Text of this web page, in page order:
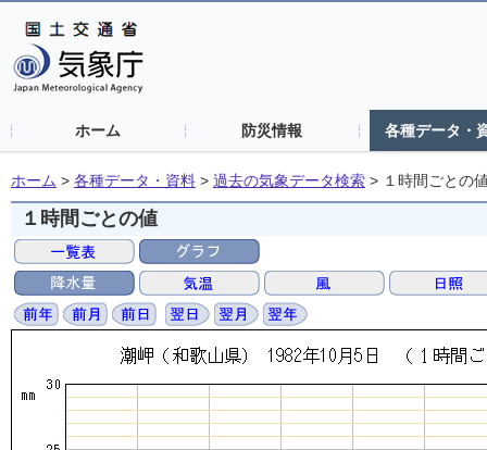
ホーム 防災情報 各種データ・
ホーム > 各種データ・資料 > 過去の気象データ検索 > １時間ごとの
１時間ごとの値